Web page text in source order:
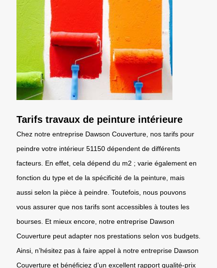
Tarifs travaux de peinture intérieure
Chez notre entreprise Dawson Couverture, nos tarifs pour
peindre votre intérieur 51150 dépendent de différents
facteurs. En effet, cela dépend du m2 ; varie également en
fonction du type et de la spécificité de la peinture, mais
aussi selon la pièce à peindre. Toutefois, nous pouvons
vous assurer que nos tarifs sont accessibles à toutes les
bourses. Et mieux encore, notre entreprise Dawson
Couverture peut adapter nos prestations selon vos budgets.
Ainsi, n’hésitez pas à faire appel à notre entreprise Dawson
Couverture et bénéficiez d’un excellent rapport qualité-prix